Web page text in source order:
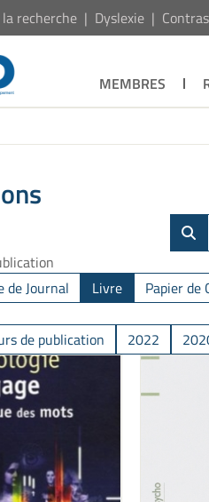
recherche Dyslexie
MEMBRES
de Journal Livre Papier de
de publication 2022